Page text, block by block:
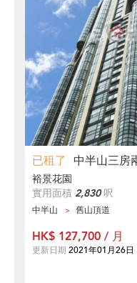
已租了 中半山三房
裕景花園
實用面積 2,830呎
中半山 舊山頂道
HK$ 127,700 / 月
更新日期 2021年01月26日